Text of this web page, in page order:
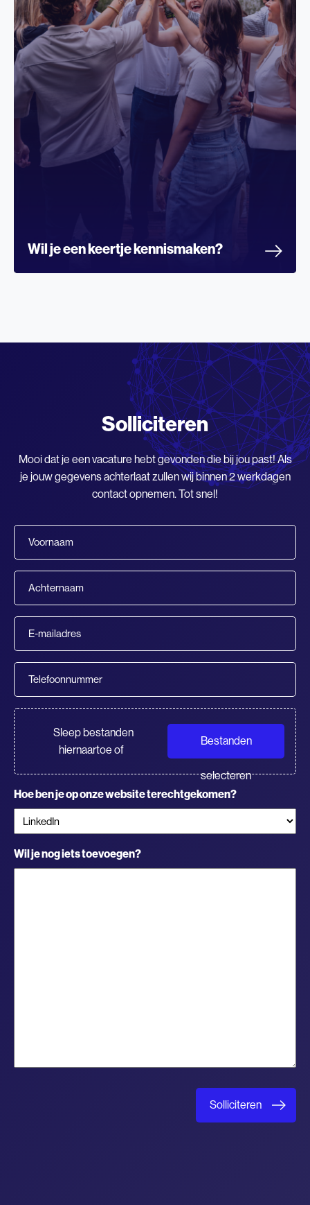
Wil je een keertje kennismaken?
Solliciteren
Mooi dat je een vacature hebt gevonden die bij jou past! Als
je jouw gegevens achterlaat zullen wij binnen 2 werkdagen
contact opnemen. Tot snel!
mailadres
CV/Motivatie
Sleep bestanden
hiernaartoe of
Bestanden
selecteren
Hoe ben je op onze website terechtgekomen?
Wil je nog iets toevoegen?